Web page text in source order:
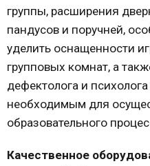
группы, расширения
пандусов и поручней,
уделить оснащенности
групповых комнат, а
дефектолога и
необходимым для
образовательного
Качественное